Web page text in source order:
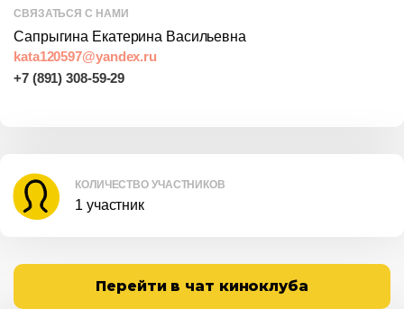
СВЯЗАТЬСЯ С НАМИ
Сапрыгина Екатерина Васильевна
КОЛИЧЕСТВО УЧАСТНИКОВ
1 участник
Перейти в чат киноклуба